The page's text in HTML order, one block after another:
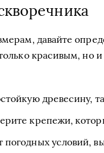
давайте
красивым, но
древесину,
крепежи,
погодных условий,